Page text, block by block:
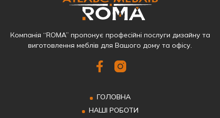
Компанія “ROMA” пропонує професійні послуги дизайну та
виготовлення меблів для Вашого дому та офісу.
ГОЛОВНА
НАШІ РОБОТИ